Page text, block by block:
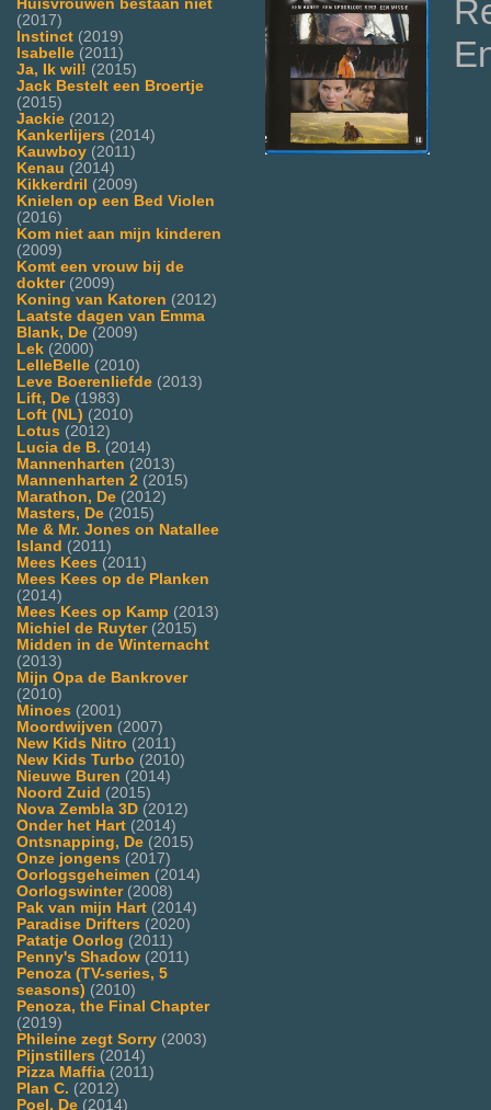
Huisvrouwen bestaan niet
(2017)
Instinct (2019)
Isabelle (2011)
Ja, Ik wil! (2015)
Jack Bestelt een Broertje
(2015)
Jackie (2012)
Kankerlijers (2014)
Kauwboy (2011)
Kenau (2014)
Kikkerdril (2009)
Knielen op een Bed Violen
(2016)
Kom niet aan mijn kinderen
(2009)
Komt een vrouw bij de
dokter(2009)
Koning van Katoren (2012)
Laatste dagen van Emma
Blank, De (2009)
Lek (2000)
LelleBelle (2010)
Leve Boerenliefde (2013)
Lift, De (1983)
Loft (NL) (2010)
Lotus (2012)
Lucia de B. (2014)
Mannenharten (2013)
Mannenharten 2 (2015)
Marathon, De (2012)
Masters, De (2015)
Me & Mr. Jones on Natallee
Island (2011)
Mees Kees (2011)
Mees Kees op de Planken
(2014)
Mees Kees op Kamp (2013)
Michiel de Ruyter(2015)
Midden in de Winternacht
(2013)
Mijn Opa de Bankrover
(2010)
Minoes (2001)
Moordwijven (2007)
New Kids Nitro (2011)
New Kids Turbo (2010)
Nieuwe Buren (2014)
Noord Zuid (2015)
Nova Zembla 3D (2012)
Onder het Hart (2014)
Ontsnapping, De (2015)
Onze jongens (2017)
Oorlogsgeheimen (2014)
Oorlogswinter(2008)
Pak van mijn Hart (2014)
Paradise Drifters (2020)
Patatje Oorlog (2011)
Penny's Shadow (2011)
Penoza (TV-series, 5
seasons) (2010)
Penoza, the Final Chapter
(2019)
Phileine zegt Sorry (2003)
Pijnstillers (2014)
Pizza Maffia (2011)
Plan C. (2012)
Poel, De (2014)